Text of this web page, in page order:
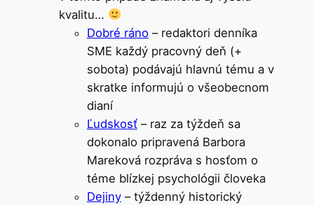
kvalitu…
Dobré ráno– redaktori denníka
SME každý pracovný deň (+
sobota) podávajú hlavnú tému a v
skratke informujú o všeobecnom
dianí
Ľudskosť– raz za týždeň sa
dokonalo pripravená Barbora
Mareková rozpráva s hosťom o
téme blízkej psychológii človeka
Dejiny– týždenný historický